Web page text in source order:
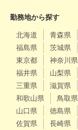
勤務地から探す
北海道 青森県
福島県
茨城県
東京都
神奈川県
福井県
山梨県
三重県
滋賀県
和歌山県
鳥取県
山口県
徳島県
佐賀県
長崎県